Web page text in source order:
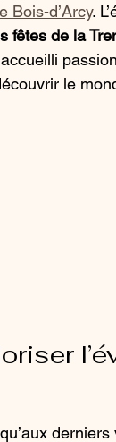
Bois-d’Arcy.
fêtes de la
le
derniers